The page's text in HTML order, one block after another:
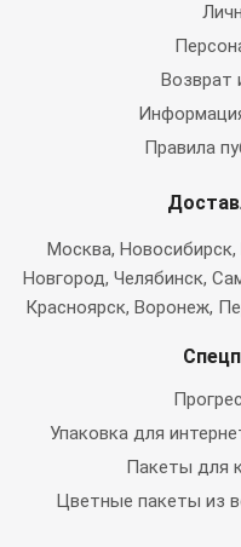
Возврат
Правила
Москва, Новосибирск,
Новгород, Челябинск,
Красноярск, Воронеж,
Упаковка для
Пакеты для
Цветные пакеты из